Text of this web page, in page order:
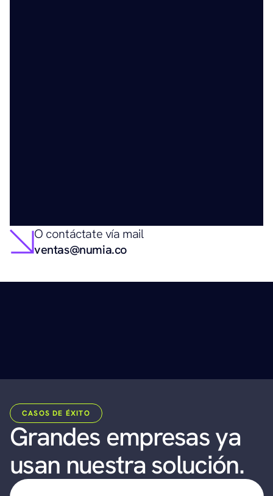
O contáctate vía mail
ventas@numia.co
Grandes empresas ya
usan nuestra solución.
CASOS DE ÉXITO